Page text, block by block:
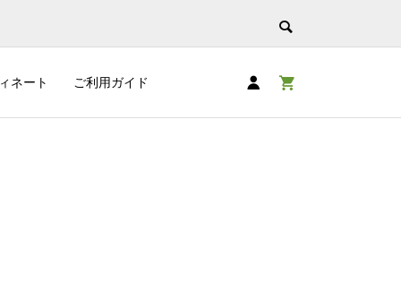
ネート ご利用ガイド